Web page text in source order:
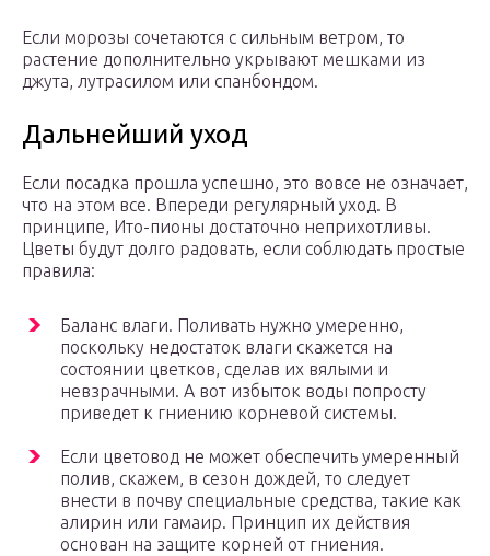
Если морозы сочетаются с сильным ветром, то
растение дополнительно укрывают мешками из
джута, лутрасилом или спанбондом.
Дальнейший уход
Если посадка прошла успешно, это вовсе не означает,
что на этом все. Впереди регулярный уход. В
принципе, Ито-пионы достаточно неприхотливы.
Цветы будут долго радовать, если соблюдать простые
правила:
Баланс влаги. Поливать нужно умеренно,
поскольку недостаток влаги скажется на
состоянии цветков, сделав их вялыми и
невзрачными. А вот избыток воды попросту
приведет к гниению корневой системы.
Если цветовод не может обеспечить умеренный
полив, скажем, в сезон дождей, то следует
внести в почву специальные средства, такие как
алирин или гамаир. Принцип их действия
основан на защите корней от гниения.